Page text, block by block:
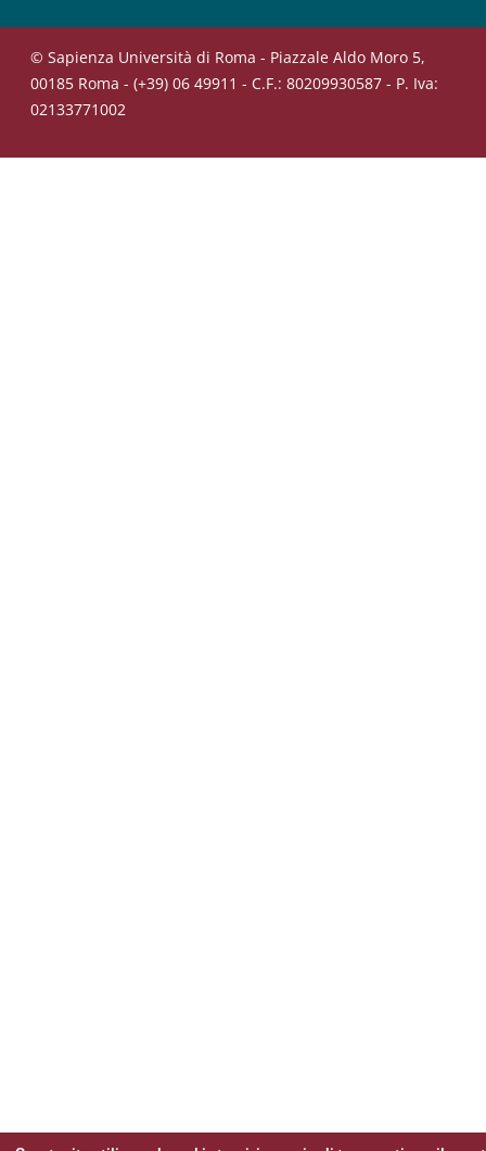
© Sapienza Università di Roma - Piazzale Aldo Moro 5,
00185 Roma - (+39) 06 49911 - C.F.: 80209930587 - P. Iva:
02133771002